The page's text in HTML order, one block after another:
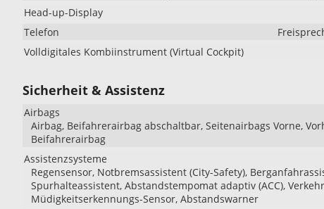
Head-up-Display
Telefon
Volldigitales Kombiinstrument (Virtual Cockpit)
Sicherheit & Assistenz
Airbags
Airbag, Beifahrerairbag abschaltbar, Seitenairbags Vorne,
Beifahrerairbag
Assistenzsysteme
Regensensor, Notbremsassistent (City-Safety),
Spurhalteassistent, Abstandstempomat adaptiv (ACC),
Müdigkeitserkennungs-Sensor, Abstandswarner